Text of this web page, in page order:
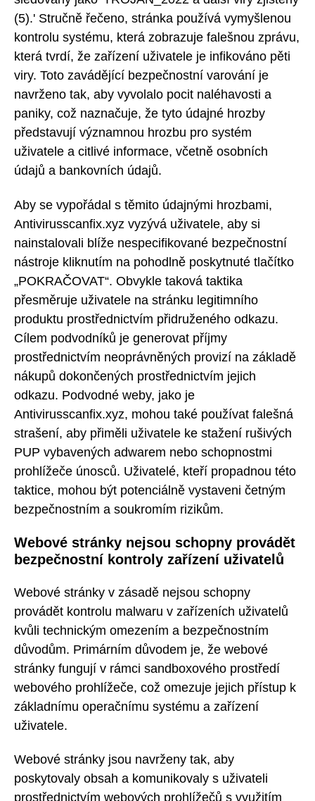
(5).' Stručně řečeno, stránka používá vymyšlenou
kontrolu systému, která zobrazuje falešnou zprávu,
která tvrdí, že zařízení uživatele je infikováno pěti
viry. Toto zavádějící bezpečnostní varování je
navrženo tak, aby vyvolalo pocit naléhavosti a
paniky, což naznačuje, že tyto údajné hrozby
představují významnou hrozbu pro systém
uživatele a citlivé informace, včetně osobních
údajů a bankovních údajů.
Aby se vypořádal s těmito údajnými hrozbami,
Antivirusscanfix.xyz vyzývá uživatele, aby si
nainstalovali blíže nespecifikované bezpečnostní
nástroje kliknutím na pohodlně poskytnuté tlačítko
„POKRAČOVAT“. Obvykle taková taktika
přesměruje uživatele na stránku legitimního
produktu prostřednictvím přidruženého odkazu.
Cílem podvodníků je generovat příjmy
prostřednictvím neoprávněných provizí na základě
nákupů dokončených prostřednictvím jejich
odkazu. Podvodné weby, jako je
Antivirusscanfix.xyz, mohou také používat falešná
strašení, aby přiměli uživatele ke stažení rušivých
PUP vybavených adwarem nebo schopnostmi
prohlížeče únosců. Uživatelé, kteří propadnou této
taktice, mohou být potenciálně vystaveni četným
bezpečnostním a soukromím rizikům.
Webové stránky nejsou schopny provádět
bezpečnostní kontroly zařízení uživatelů
Webové stránky v zásadě nejsou schopny
provádět kontrolu malwaru v zařízeních uživatelů
kvůli technickým omezením a bezpečnostním
důvodům. Primárním důvodem je, že webové
stránky fungují v rámci sandboxového prostředí
webového prohlížeče, což omezuje jejich přístup k
základnímu operačnímu systému a zařízení
uživatele.
Webové stránky jsou navrženy tak, aby
poskytovaly obsah a komunikovaly s uživateli
prostřednictvím webových prohlížečů s využitím